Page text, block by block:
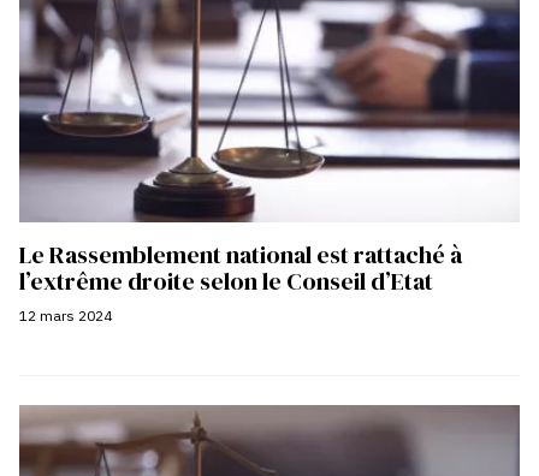
Le Rassemblement national est rattaché à
l’extrême droite selon le Conseil d’Etat
12 mars 2024